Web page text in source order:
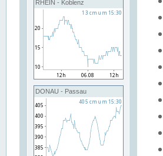
RHEIN - Koblenz
DONAU - Passau